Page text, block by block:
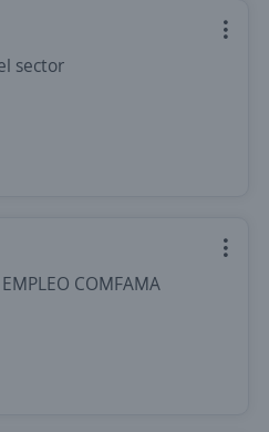
sector
COMFAMA